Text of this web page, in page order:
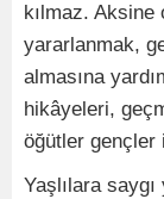
kılmaz. Aksine
yararlanmak,
almasına
hikâyeleri,
öğütler gençler
Yaşlılara